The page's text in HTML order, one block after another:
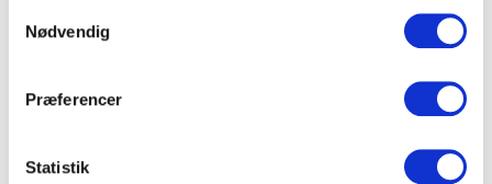
Nødvendig
Præferencer
Statistik